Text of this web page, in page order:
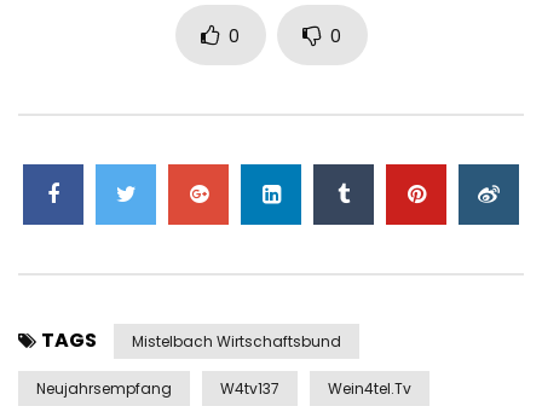
0 0
TAGS Mistelbach Wirtschaftsbund
Neujahrsempfang W4tv137 Wein4tel.tv